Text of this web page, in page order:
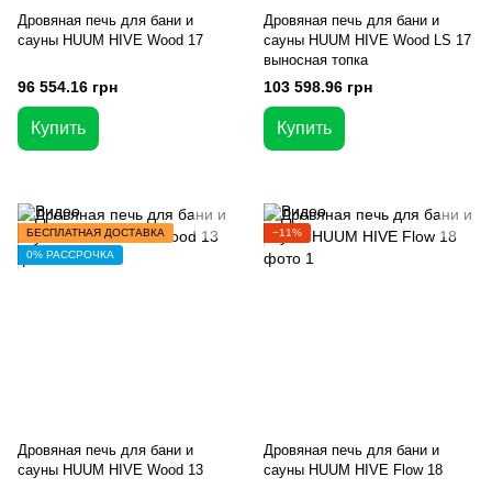
Дровяная печь для бани и
сауны HUUM HIVE Wood 17
96 554.16 грн
Купить
Дровяная печь для бани и
сауны HUUM HIVE Wood LS 17
выносная топка
103 598.96 грн
Купить
БЕСПЛАТНАЯ ДОСТАВКА
0% РАССРОЧКА
Дровяная печь для бани и
сауны HUUM HIVE Wood 13
−11%
Дровяная печь для бани и
сауны HUUM HIVE Flow 18